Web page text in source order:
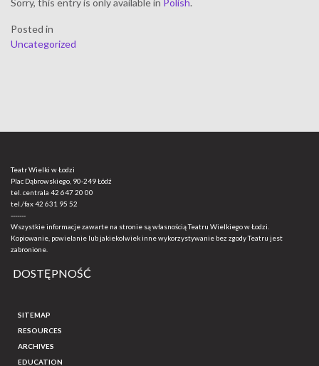
Posted in
Uncategorized
Teatr Wielki w Łodzi
Plac Dąbrowskiego, 90-249 Łódź
tel. centrala 42 647 20 00
tel./fax42 631 95 52
-------
Wszystkie informacje zawarte na stronie są własnością Teatru Wielkiego w Łodzi.
Kopiowanie, powielanie lub jakiekolwiek inne wykorzystywanie bez zgody Teatru jest
zabronione.
DOSTĘPNOŚĆ
SITEMAP
RESOURCES
ARCHIVES
EDUCATION